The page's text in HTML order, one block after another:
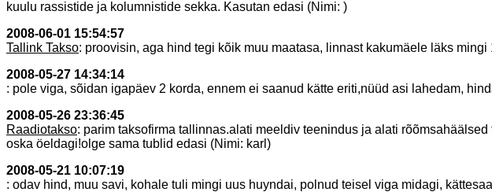
kuulu rassistide ja kolumnistide sekka. Kasutan edasi (Nimi: )
2008-06-01 15:54:57
Tallink Takso: proovisin, aga hind tegi kõik muu maatasa, linnast kakumäele läks
2008-05-27 14:34:14
: pole viga, sõidan igapäev 2 korda, ennem ei saanud kätte eriti,nüüd asi lahedam,
2008-05-26 23:36:45
Raadiotakso: parim taksofirma tallinnas.alati meeldiv teenindus ja alati
oska öeldagi!olge sama tublid edasi (Nimi: karl)
2008-05-21 10:07:19
: odav hind, muu savi, kohale tuli mingi uus huyndai, polnud teisel viga midagi,